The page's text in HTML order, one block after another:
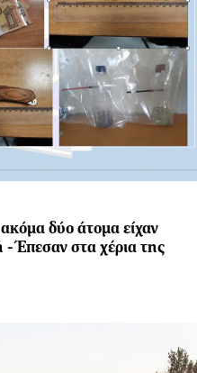
δύο άτομα είχαν
- Έπεσαν στα χέρια της